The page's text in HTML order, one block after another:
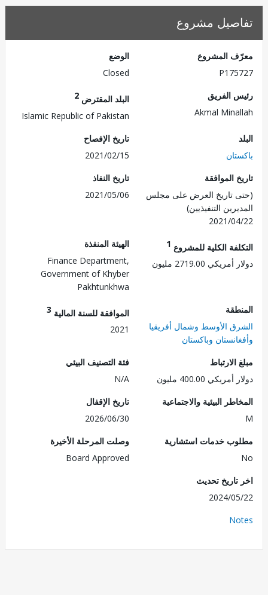
مشروع
المشروع
الفريق
Akmal
البلد المقترض
Islamic Republic of Pakistan
تاريخ الإفصاح
2021/02/15
الموافقة
تاريخ العرض على مجلس
التنفيذيين)
2021/
تاريخ النفاذ
2021/05/06
الكلية للمشروع1
2719.00 مليون
الهيئة المنفذة
Finance Department,
Government of Khyber
Pakhtunkhwa
الأوسط وشمال أفريقيا
وباكستان
الموافقة للسنة المالية3
2021
400.00 مليون
فئة التصنيف البيئي
N/A
البيئية والاجتماعية
تاريخ الإقفال
2026/06/30
خدمات استشارية
وصلت المرحلة الأخيرة
Board Approved
تحديث
2024/